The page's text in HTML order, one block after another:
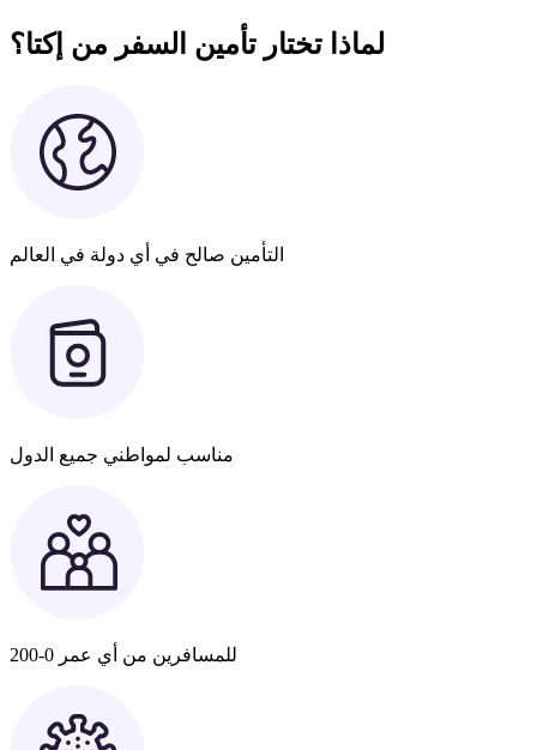
لماذا تختار تأمين السفر من إكتا؟
التأمين صالح في أي دولة في العالم
مناسب لمواطني جميع الدول
للمسافرين من أي عمر 0-200